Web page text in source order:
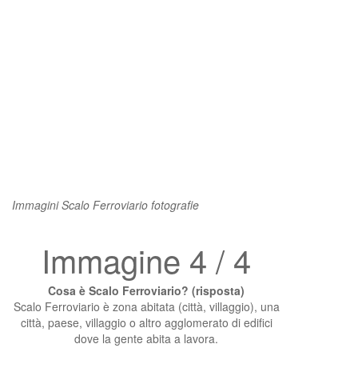
Immagini Scalo Ferroviario fotografie
Immagine 4 / 4
Cosa è Scalo Ferroviario? (risposta)
Scalo Ferroviario è zona abitata (città, villaggio), una
città, paese, villaggio o altro agglomerato di edifici
dove la gente abita a lavora.